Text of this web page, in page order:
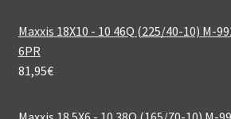
Maxxis 18X10 - 10 46Q (225/40-10) M-
6PR
81,95€